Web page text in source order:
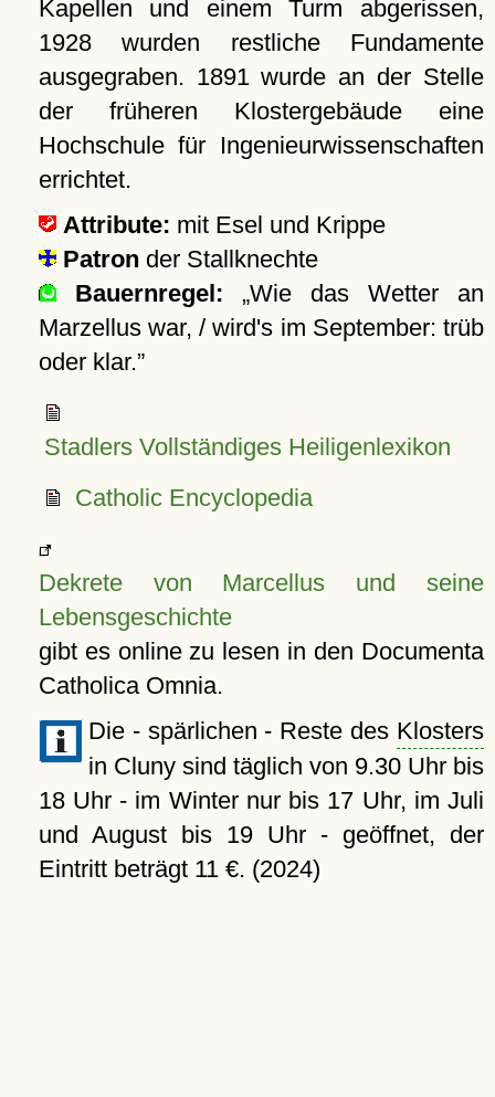
Kapellen und einem Turm abgerissen,
1928 wurden restliche Fundamente
ausgegraben. 1891 wurde an der Stelle
der früheren Klostergebäude eine
Hochschule für Ingenieurwissenschaften
errichtet.
Attribute: mit Esel und Krippe
Patron der Stallknechte
Bauernregel:
Wie das Wetter an
Marzellus war, / wird's im September: trüb
oder klar.
Stadlers Vollständiges Heiligenlexikon
Catholic Encyclopedia
Dekrete von Marcellus und seine
Lebensgeschichte
gibt es online zu lesen in den Documenta
Catholica Omnia.
Die - spärlichen - Reste des Klosters
in Cluny sind täglich von 9.30 Uhr bis
18 Uhr - im Winter nur bis 17 Uhr, im Juli
und August bis 19 Uhr - geöffnet, der
Eintritt beträgt 11 €. (2024)